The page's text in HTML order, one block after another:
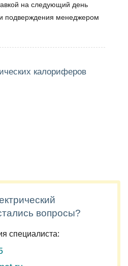
на следующий день
подверждения менеджером
калориферов
вопросы?
специалиста: